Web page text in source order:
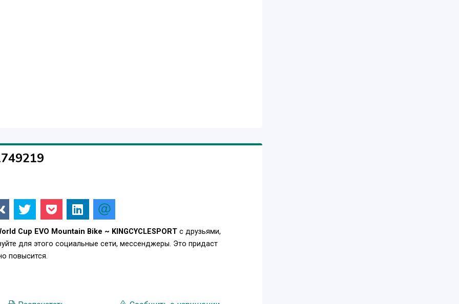
Cup EVO Mountain Bike ~ KINGCYCLESPORT с друзьями,
для этого социальные сети, мессенджеры. Это придаст
повысится.